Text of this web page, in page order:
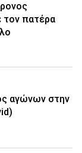
πατέρα
αγώνων στην